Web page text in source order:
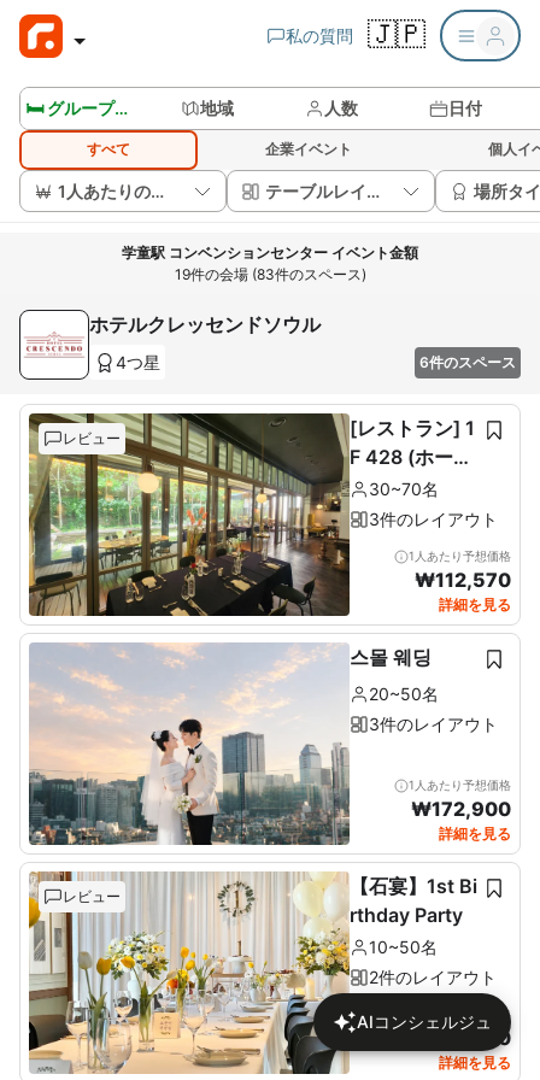
私の質問 🇯🇵
🛏️ グループルームを見る 地域 人数 日付
すべて 企業イベント 個人イ
1人あたりの価格 テーブルレイアウト 場所タ
学童駅 コンベンションセンター イベント金額
19件の会場 (83件のスペース)
ホテルクレッセンドソウル
4つ星 6件のスペース
レビュー
[レストラン] 1
F 428 (ホール
60席+ルーム1
0席)
30~70名
3件のレイアウト
1人あたり予想価格
₩112,570
詳細を見る
스몰 웨딩
20~50名
3件のレイアウト
1人あたり予想価格
₩172,900
詳細を見る
レビュー
【石宴】1st Bi
rthday Party
10~50名
2件のレイアウト
1人あたり予想価格
137,680
詳細を見る
AIコンシェルジュ